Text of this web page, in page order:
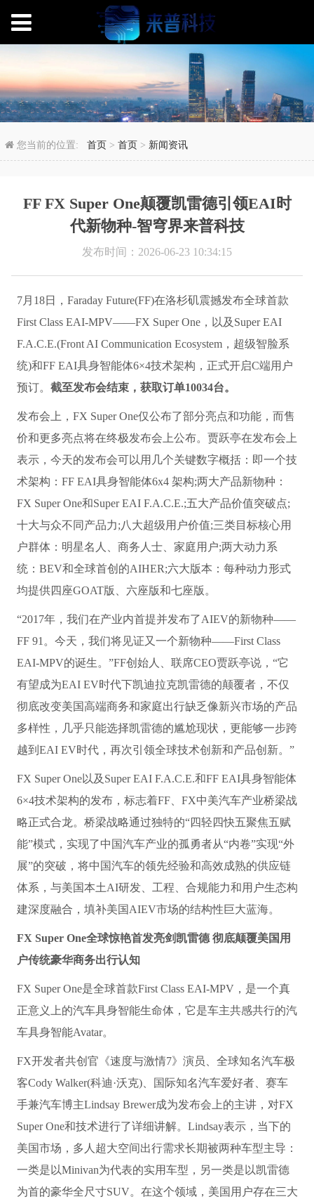
FF FX Super One颠覆
您当前的位置:首页 >首页 > 新闻资讯
FF FX Super One颠覆凯雷德引领EAI时
代新物种-智穹界来普科技
发布时间：2026-06-23 10:34:15
7月18日，Faraday Future(FF)在洛杉矶震撼发布全球首款
First Class EAI-MPV——FX Super One，以及Super EAI
F.A.C.E.(Front AI Communication Ecosystem，超级智脸系
统)和FF EAI具身智能体6×4技术架构，正式开启C端用户
预订。 截至发布会结束，获取订单10034台。
发布会上，FX Super One仅公布了部分亮点和功能，而售
价和更多亮点将在终极发布会上公布。贾跃亭在发布会上
表示，今天的发布会可以用几个关键数字概括：即一个技
术架构：FF EAI具身智能体6x4 架构;两大产品新物种：
FX Super One和Super EAI F.A.C.E.;五大产品价值突破点;
十大与众不同产品力;八大超级用户价值;三类目标核心用
户群体：明星名人、商务人士、家庭用户;两大动力系
统：BEV和全球首创的AIHER;六大版本：每种动力形式
均提供四座GOAT版、六座版和七座版。
“2017年，我们在产业内首提并发布了AIEV的新物种——
FF 91。今天，我们将见证又一个新物种——First Class
EAI-MPV的诞生。”FF创始人、联席CEO贾跃亭说，“它
有望成为EAI EV时代下凯迪拉克凯雷德的颠覆者，不仅
彻底改变美国高端商务和家庭出行缺乏像新兴市场的产品
多样性，几乎只能选择凯雷德的尴尬现状，更能够一步跨
越到EAI EV时代，再次引领全球技术创新和产品创新。”
FX Super One以及Super EAI F.A.C.E.和FF EAI具身智能体
6×4技术架构的发布，标志着FF、FX中美汽车产业桥梁战
略正式合龙。桥梁战略通过独特的“四轻四快五聚焦五赋
能”模式，实现了中国汽车产业的孤勇者从“内卷”实现“外
展”的突破，将中国汽车的领先经验和高效成熟的供应链
体系，与美国本土AI研发、工程、合规能力和用户生态构
建深度融合，填补美国AIEV市场的结构性巨大蓝海。
FX Super One全球惊艳首发亮剑凯雷德 彻底颠覆美国用
户传统豪华商务出行认知
FX Super One是全球首款First Class EAI-MPV，是一个真
正意义上的汽车具身智能生命体，它是车主共感共行的汽
车具身智能Avatar。
FX开发者共创官《速度与激情7》演员、全球知名汽车极
客Cody Walker(科迪·沃克)、国际知名汽车爱好者、赛车
手兼汽车博主Lindsay Brewer成为发布会上的主讲，对FX
Super One和技术进行了详细讲解。Lindsay表示，当下的
美国市场，多人超大空间出行需求长期被两种车型主导：
一类是以Minivan为代表的实用车型，另一类是以凯雷德
为首的豪华全尺寸SUV。在这个领域，美国用户存在三大